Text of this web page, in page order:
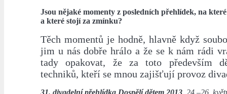
Jsou nějaké momenty z posledních přehlídek, na
a které stojí za zmínku?
Těch momentů je hodně, hlavně když
jim u nás dobře hrálo a že se k nám rádi
tady opakovat, že za toto především
techniků, kteří se mnou zajišťují provoz